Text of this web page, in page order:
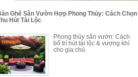
BÀN TRÀ GỖ PHONG
MỚI KẾT HỢP KHAY
TRÀ YDX
sp: BT150.46
BỘ BÀN GHẾ
DÁNG ĐƠN
HOY8010
Ghế Sân Vườn Hợp Phong Thủy: Cách
Hút Tài Lộc
Phong thủy sân vườn: Cách
bố trí hút tài lộc & vượng khí
cho gia chủ